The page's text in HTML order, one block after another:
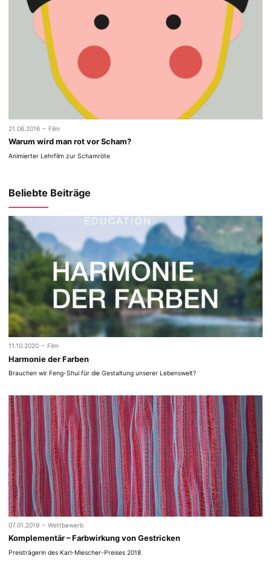
21.06.2016 - Film
Warum wird man rot vor Scham?
Animierter Lehrfilm zur Schamröte
Beliebte Beiträge
11.10.2020 - Film
Harmonie der Farben
Brauchen wir Feng-Shui für die Gestaltung unserer Lebenswelt?
07.01.2019 - Wettbewerb
Komplementär – Farbwirkung von Gestricken
Preisträgerin des Karl-Miescher-Preises 2018